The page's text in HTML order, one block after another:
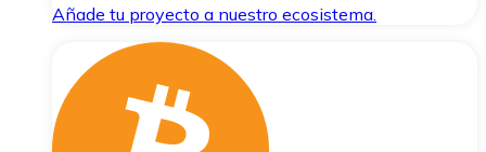
Añade tu proyecto a nuestro ecosistema.